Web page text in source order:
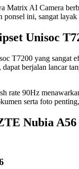
Matrix AI Camera
ponsel ini, sangat
Unisoc
T7200 yang sangat
berjalan lancar
rate 90Hz
serta foto
Nubia A56